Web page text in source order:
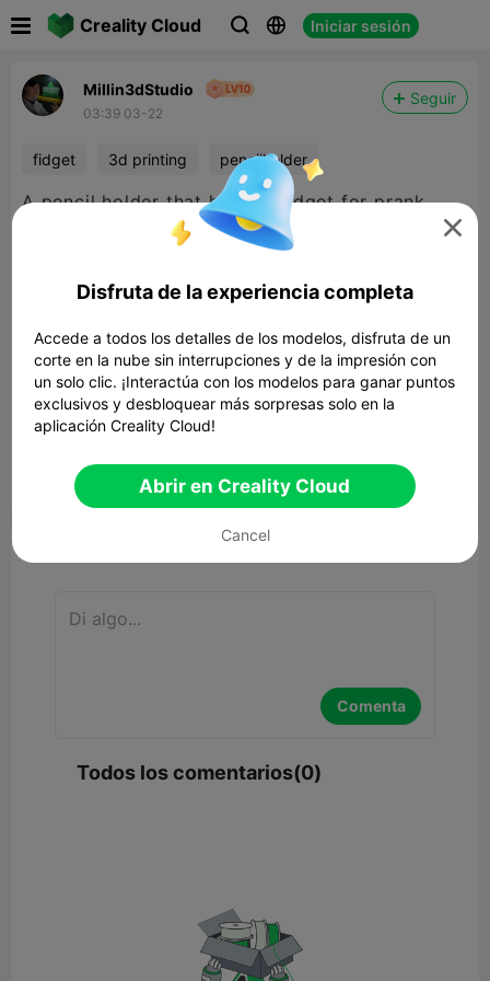
Creality Cloud   Iniciar sesión
Millin3dStudio
03:39 03-22
Seguir
fidget 3d printing pencilholder
A pencil holder that hides a fidget for prank
contest. I made this to print on my Sparkx i7.
Gear Spiral Fidget Pencil Holder - Fool
Parents n Teachers
2.60MB Modelo 3D relacionado
Reporte 10 
Comenta
Todos los comentarios(0)

Disfruta de la experiencia completa
Accede a todos los detalles de los modelos, disfruta de un
corte en la nube sin interrupciones y de la impresión con
un solo clic. ¡Interactúa con los modelos para ganar puntos
exclusivos y desbloquear más sorpresas solo en la
aplicación Creality Cloud!
Abrir en Creality Cloud
Cancel